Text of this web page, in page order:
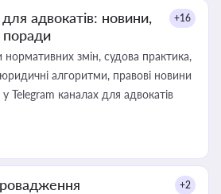
адвокатів: новини,
поради
+16
нормативних змін, судова практика,
алгоритми, правові новини
Telegram каналах для адвокатів
+2